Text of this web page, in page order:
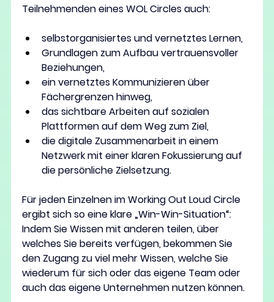
Teilnehmenden eines WOL Circles auch:
selbstorganisiertes und vernetztes Lernen,
Grundlagen zum Aufbau vertrauensvoller
Beziehungen,
ein vernetztes Kommunizieren über
Fächergrenzen hinweg,
das sichtbare Arbeiten auf sozialen
Plattformen auf dem Weg zum Ziel,
die digitale Zusammenarbeit in einem
Netzwerk mit einer klaren Fokussierung auf
die persönliche Zielsetzung.
Für jeden Einzelnen im Working Out Loud Circle
ergibt sich so eine klare „Win-Win-Situation“:
Indem Sie Wissen mit anderen teilen, über
welches Sie bereits verfügen, bekommen Sie
den Zugang zu viel mehr Wissen, welche Sie
wiederum für sich oder das eigene Team oder
auch das eigene Unternehmen nutzen können.